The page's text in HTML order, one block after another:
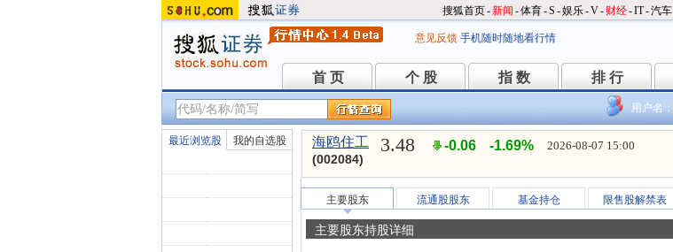
搜狐首页-新闻 -体育-S -娱乐-V- 财经-IT-汽车
意见反馈 手机随时随地看行情
首 页
首 页 个 股
个 股 指 数
指 数 排 行
排 行
用户名：
最近浏览股 我的自选股 海鸥住工
(002084)
3.48 -0.06 -1.69% 2026-08-07 15:00
主要股东 流通股股东 基金持仓 限售股解禁表
主要股东持股详细